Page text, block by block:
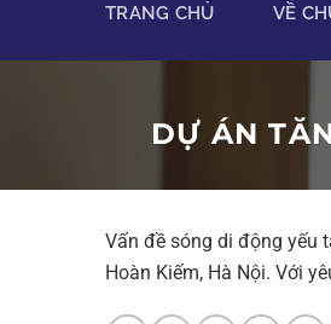
TRANG CHỦ VỀ
DỰ ÁN
Vấn đề sóng di động yếu
Hoàn Kiếm, Hà Nội. Với